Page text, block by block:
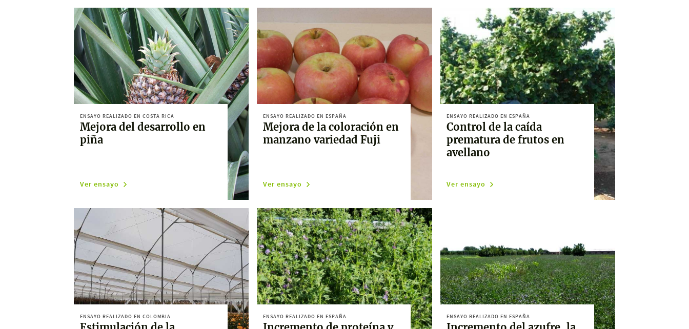
ENSAYO REALIZADO EN COSTA RICA
Mejora del desarrollo en
piña
Ver ensayo
ENSAYO REALIZADO EN ESPAÑA
Mejora de la coloración en
manzano variedad Fuji
Ver ensayo
ENSAYO REALIZADO EN ESPAÑA
Control de la caída
prematura de frutos en
avellano
Ver ensayo
ENSAYO REALIZADO EN COLOMBIA ENSAYO REALIZADO EN ESPAÑA ENSAYO REALIZADO EN ESPAÑA